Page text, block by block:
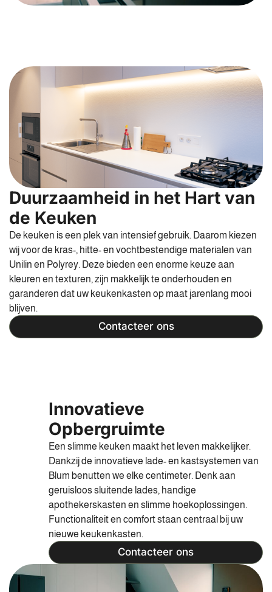
Duurzaamheid in het Hart van
de Keuken
De keuken is een plek van intensief gebruik. Daarom kiezen
wij voor de kras-, hitte- en vochtbestendige materialen van
Unilin en Polyrey. Deze bieden een enorme keuze aan
kleuren en texturen, zijn makkelijk te onderhouden en
garanderen dat uw keukenkasten op maat jarenlang mooi
blijven.
Contacteer ons
Innovatieve
Opbergruimte
Een slimme keuken maakt het leven makkelijker.
Dankzij de innovatieve lade- en kastsystemen van
Blum benutten we elke centimeter. Denk aan
geruisloos sluitende lades, handige
apothekerskasten en slimme hoekoplossingen.
Functionaliteit en comfort staan centraal bij uw
nieuwe keukenkasten.
Contacteer ons